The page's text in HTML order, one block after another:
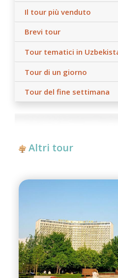
Il tour più venduto
Brevi tour
Tour tematici in
Tour di un giorno
Tour del fine settimana
Altri tour